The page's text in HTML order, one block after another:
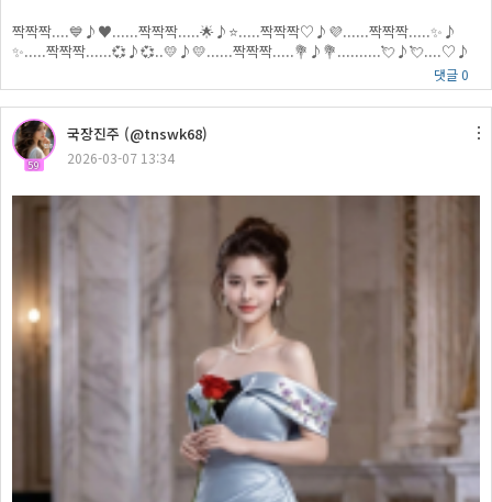
짝짝짝....💙♪♥......짝짝짝.....🌟♪⭐.....짝짝짝♡♪💜......짝짝짝.....✨♪
✨.....짝짝짝......💞♪💞..💛♪💛......짝짝짝.....💐♪💐..........💘♪💘....♡♪
댓글 0
59
국장진주 (@tnswk68)
2026-03-07 13:34